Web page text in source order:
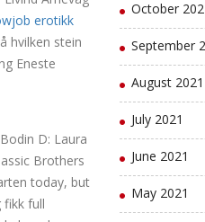
erotikk
hvilken stein
Eneste
D: Laura
Brothers
today, but
fikk full
October
September
August 2021
July 2021
June 2021
May 2021